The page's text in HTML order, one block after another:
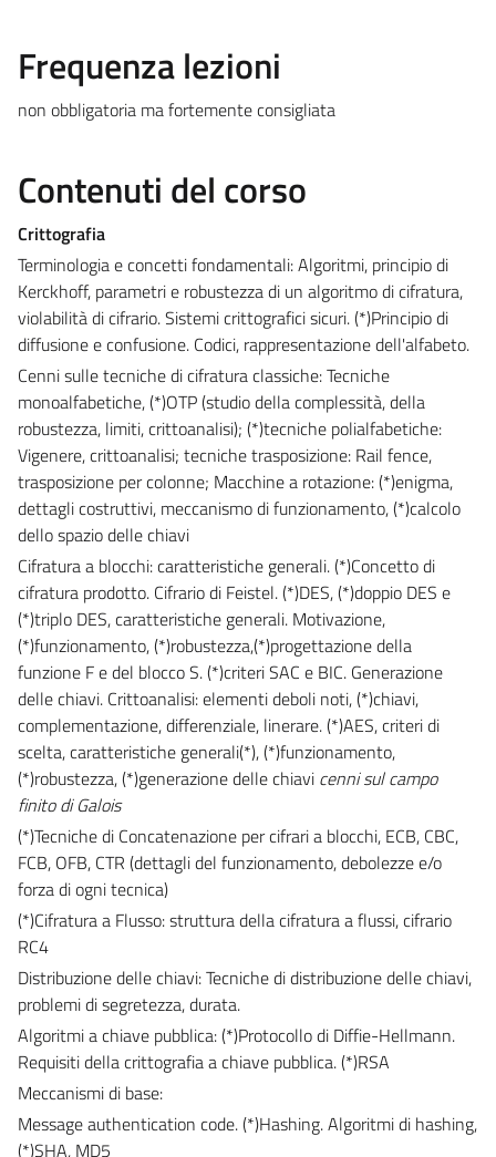
Frequenza lezioni
non obbligatoria ma fortemente consigliata
Contenuti del corso
Crittografia
Terminologia e concetti fondamentali: Algoritmi, principio di
Kerckhoff, parametri e robustezza di un algoritmo di cifratura,
violabilità di cifrario. Sistemi crittografici sicuri. (*)Principio di
diffusione e confusione. Codici, rappresentazione dell'alfabeto.
Cenni sulle tecniche di cifratura classiche: Tecniche
monoalfabetiche, (*)OTP (studio della complessità, della
robustezza, limiti, crittoanalisi); (*)tecniche polialfabetiche:
Vigenere, crittoanalisi; tecniche trasposizione: Rail fence,
trasposizione per colonne; Macchine a rotazione: (*)enigma,
dettagli costruttivi, meccanismo di funzionamento, (*)calcolo
dello spazio delle chiavi
Cifratura a blocchi: caratteristiche generali. (*)Concetto di
cifratura prodotto. Cifrario di Feistel. (*)DES, (*)doppio DES e
(*)triplo DES, caratteristiche generali. Motivazione,
(*)funzionamento, (*)robustezza,(*)progettazione della
funzione F e del blocco S. (*)criteri SAC e BIC. Generazione
delle chiavi. Crittoanalisi: elementi deboli noti, (*)chiavi,
complementazione, differenziale, linerare. (*)AES, criteri di
scelta, caratteristiche generali(*), (*)funzionamento,
(*)robustezza, (*)generazione delle chiavi cenni sul campo
finito di Galois
(*)Tecniche di Concatenazione per cifrari a blocchi, ECB, CBC,
FCB, OFB, CTR (dettagli del funzionamento, debolezze e/o
forza di ogni tecnica)
(*)Cifratura a Flusso: struttura della cifratura a flussi, cifrario
RC4
Distribuzione delle chiavi: Tecniche di distribuzione delle chiavi,
problemi di segretezza, durata.
Algoritmi a chiave pubblica: (*)Protocollo di Diffie-Hellmann.
Requisiti della crittografia a chiave pubblica. (*)RSA
Meccanismi di base:
Message authentication code. (*)Hashing. Algoritmi di hashing,
(*)SHA, MD5